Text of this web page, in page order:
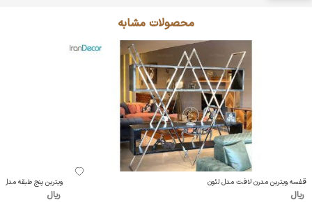
محصولات مشابه
قفسه ویترین مدرن لافت مدل لئون
ریال
ویترین پنج طبقه مدل 103
ریال